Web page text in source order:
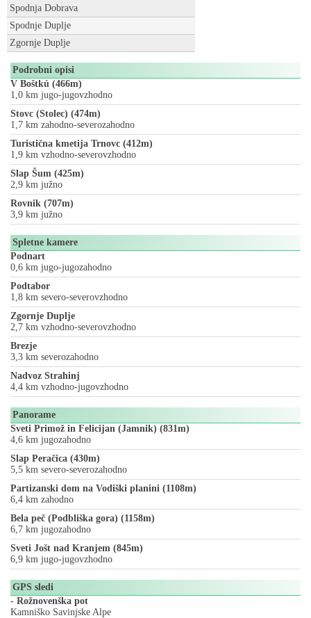
Spodnja Dobrava
Spodnje Duplje
Zgornje Duplje
Podrobni opisi
V Boštkú (466m)
1,0 km jugo-jugovzhodno
Stovc (Stolec) (474m)
1,7 km zahodno-severozahodno
Turistična kmetija Trnovc (412m)
1,9 km vzhodno-severovzhodno
Slap Šum (425m)
2,9 km južno
Rovnik (707m)
3,9 km južno
Spletne kamere
Podnart
0,6 km jugo-jugozahodno
Podtabor
1,8 km severo-severovzhodno
Zgornje Duplje
2,7 km vzhodno-severovzhodno
Brezje
3,3 km severozahodno
Nadvoz Strahinj
4,4 km vzhodno-jugovzhodno
Panorame
Sveti Primož in Felicijan (Jamnik) (831m)
4,6 km jugozahodno
Slap Peračica (430m)
5,5 km severo-severozahodno
Partizanski dom na Vodiški planini (1108m)
6,4 km zahodno
Bela peč (Podbliška gora) (1158m)
6,7 km jugozahodno
Sveti Jošt nad Kranjem (845m)
6,9 km jugo-jugovzhodno
GPS sledi
- Rožnovenška pot
Kamniško Savinjske Alpe